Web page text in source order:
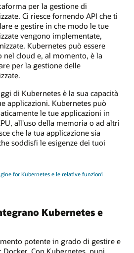
per la gestione di
Ci riesce fornendo API che ti
e gestire in che modo le tue
vengono implementate,
Kubernetes può essere
nel cloud e, al momento, è la
per la gestione delle
di Kubernetes è la sua capacità
applicazioni. Kubernetes può
le tue applicazioni in
all'uso della memoria o ad altri
che la tua applicazione sia
soddisfi le esigenze dei tuoi
for Kubernetes e le relative funzioni
Kubernetes e
potente in grado di gestire e
Con Kubernetes, puoi